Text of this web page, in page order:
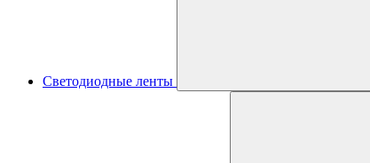
Светодиодные ленты